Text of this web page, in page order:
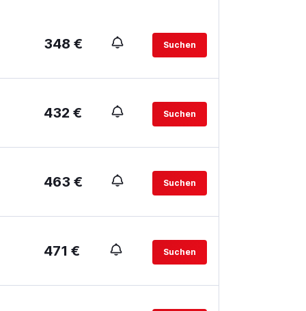
348 € Suchen
432 € Suchen
463 € Suchen
471 € Suchen